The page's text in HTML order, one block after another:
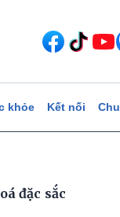
khỏe Kết nối
đặc sắc